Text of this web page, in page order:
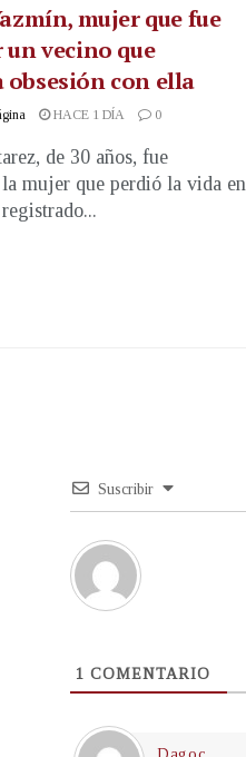
mujer que fue
vecino que
con ella
HACE 1 DÍA 0
de 30 años, fue
mujer que perdió la vida en
Suscribir
1 COMENTARIO